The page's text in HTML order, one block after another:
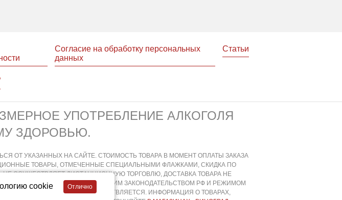
cookie
Согласие на обработку персональных
данных
Статьи
УПОТРЕБЛЕНИЕ АЛКОГОЛЯ
ЗДОРОВЬЮ.
ОТ УКАЗАННЫХ НА САЙТЕ. СТОИМОСТЬ ТОВАРА В МОМЕНТ ОПЛАТЫ ЗАКАЗА
ТОВАРЫ, ОТМЕЧЕННЫЕ СПЕЦИАЛЬНЫМИ ФЛАЖКАМИ, СКИДКА ПО
ОСУЩЕСТВЛЯЕТ ДИСТАНЦИОННУЮ ТОРГОВЛЮ, ДОСТАВКА ТОВАРА НЕ
В СООТВЕТСТВИИ С ДЕЙСТВУЮЩИМ ЗАКОНОДАТЕЛЬСТВОМ РФ И РЕЖИМОМ
ПРОДУКЦИИ НЕ ОСУЩЕСТВЛЯЕТСЯ. ИНФОРМАЦИЯ О ТОВАРАХ,